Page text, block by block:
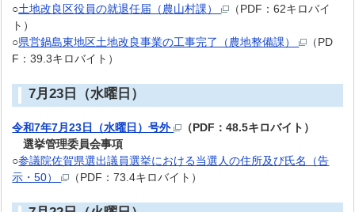
○土地改良区役員の就退任届（農山村課）
（PDF：62キロバイ
ト）
○県営鍋島東地区土地改良事業の工事完了（農地整備課）
（PD
F：39.3キロバイト）
7月23日（水曜日）
令和7年7月23日（水曜日）号外
（PDF：48.5キロバイト）
選挙管理委員会事項
○参議院佐賀県選出議員選挙における当選人の住所及び氏名（告
示・50）
（PDF：73.4キロバイト）